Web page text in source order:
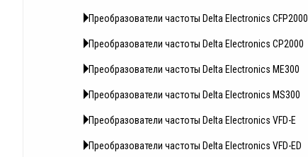
Преобразователи частоты Delta Electronics CFP2000
Преобразователи частоты Delta Electronics CP2000
Преобразователи частоты Delta Electronics ME300
Преобразователи частоты Delta Electronics MS300
Преобразователи частоты Delta Electronics VFD-E
Преобразователи частоты Delta Electronics VFD-ED